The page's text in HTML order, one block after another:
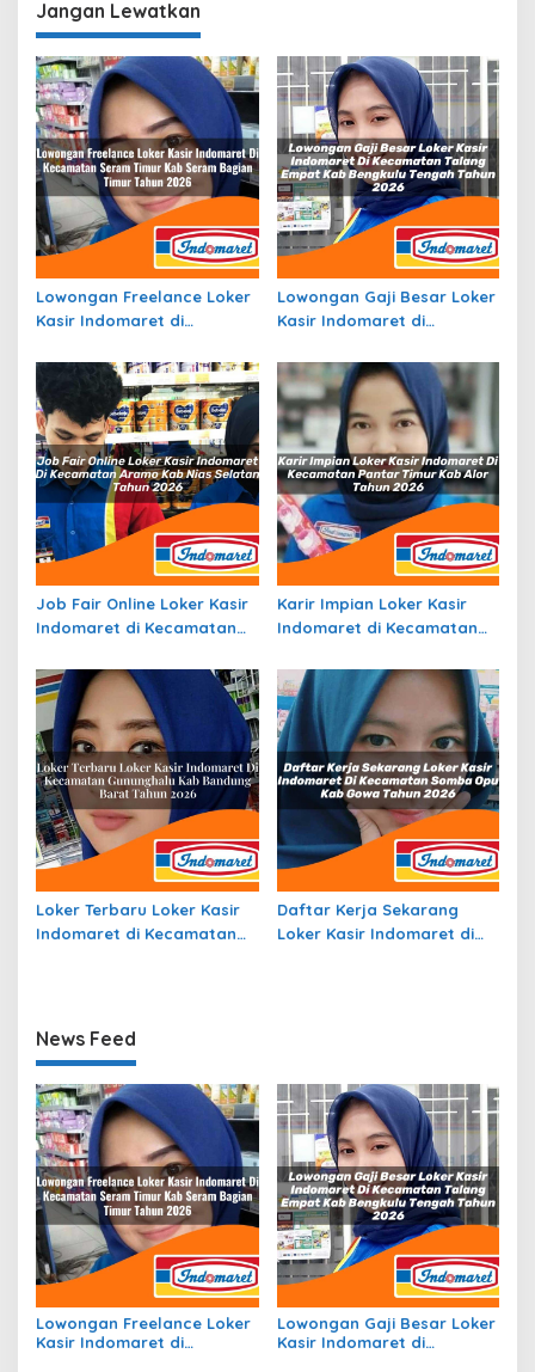
Jangan Lewatkan
Lowongan Freelance Loker
Kasir Indomaret di
Kab. Seram Bagian Timur
Tahun 2026
Lowongan Gaji Besar Loker
Kasir Indomaret di
Kab. Bengkulu Tengah
Tahun 2026
Job Fair Online Loker Kasir
Indomaret di Kecamatan
Tahun 2026
Karir Impian Loker Kasir
Indomaret di Kecamatan
Tahun 2026
Loker Terbaru Loker Kasir
Indomaret di Kecamatan
Daftar Kerja Sekarang
Loker Kasir Indomaret di
News Feed
Lowongan Freelance Loker
Kasir Indomaret di
Lowongan Gaji Besar Loker
Kasir Indomaret di